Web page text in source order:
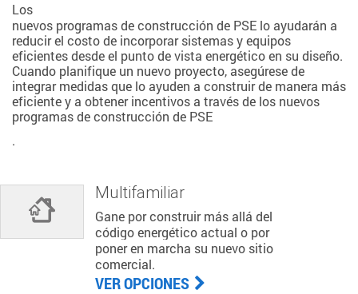
Los
nuevos programas de construcción de PSE lo ayudarán a
reducir el costo de incorporar sistemas y equipos
eficientes desde el punto de vista energético en su diseño.
Cuando planifique un nuevo proyecto, asegúrese de
integrar medidas que lo ayuden a construir de manera más
eficiente y a obtener incentivos a través de los nuevos
programas de construcción de PSE
.
Multifamiliar
Gane por construir más allá del
código energético actual o por
poner en marcha su nuevo sitio
comercial.
VER OPCIONES